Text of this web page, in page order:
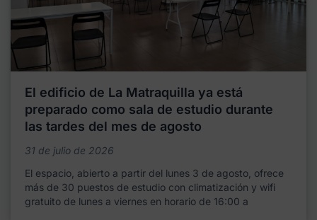
El edificio de La Matraquilla ya está
preparado como sala de estudio durante
las tardes del mes de agosto
31 de julio de 2026
El espacio, abierto a partir del lunes 3 de agosto, ofrece
más de 30 puestos de estudio con climatización y wifi
gratuito de lunes a viernes en horario de 16:00 a